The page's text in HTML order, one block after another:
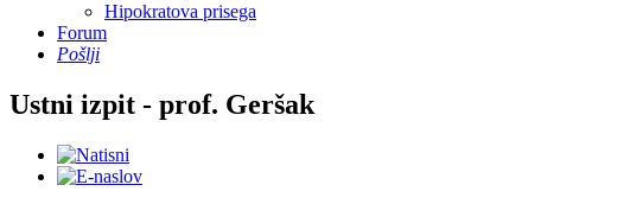
Hipokratova prisega
Forum
Pošlji
Ustni izpit - prof. Geršak